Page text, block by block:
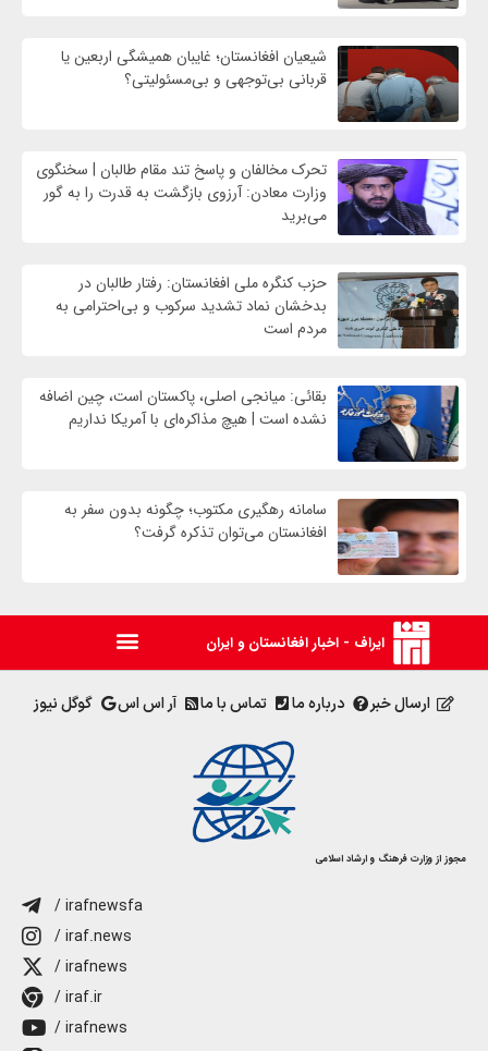
شیعیان افغانستان؛ غایبان همیشگی اربعین یا
قربانی بی‌توجهی و بی‌مسئولیتی؟
تحرک مخالفان و پاسخ تند مقام طالبان | سخنگوی
وزارت معادن: آرزوی بازگشت به قدرت را به گور
می‌برید
حزب کنگره ملی افغانستان: رفتار طالبان در
بدخشان نماد تشدید سرکوب و بی‌احترامی به
مردم است
بقائی: میانجی اصلی، پاکستان است، چین اضافه
نشده است | هیچ مذاکره‌ای با آمریکا نداریم
سامانه رهگیری مکتوب؛ چگونه بدون سفر به
افغانستان می‌توان تذکره گرفت؟
ایراف - اخبار افغانستان و ایران
ارسال خبر درباره ما تماس با ما آر اس اس گوگل نیوز
مجوز از وزارت فرهنگ و ارشاد اسلامی
/ irafnewsfa
/ iraf.news
/ irafnews
/ iraf.ir
/ irafnews